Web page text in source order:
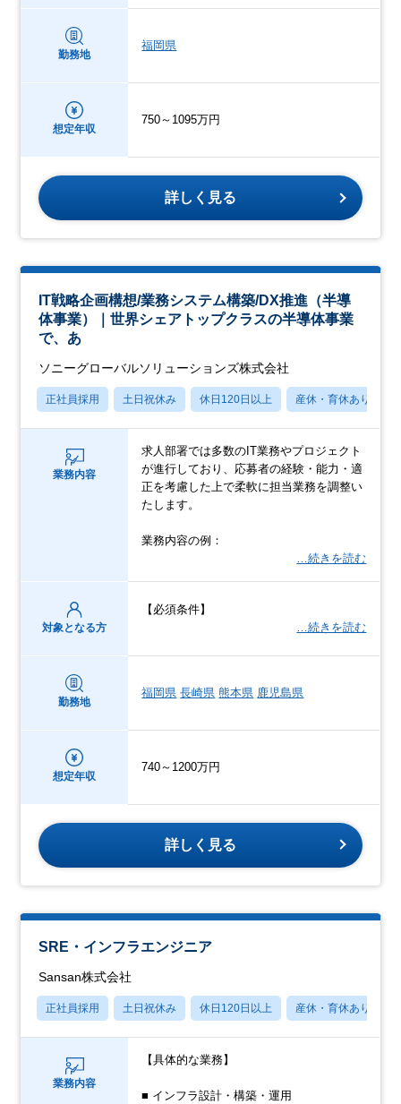
勤務地
福岡県
想定年収
750～1095万円
詳しく見る
IT戦略企画構想/業務システム構築/DX推進（半導
体事業）｜世界シェアトップクラスの半導体事業
で、あ
ソニーグローバルソリューションズ株式会社
正社員採用 土日祝休み 休日120日以上 産休・育休あり
業務内容
求人部署では多数のIT業務やプロジェクト
が進行しており、応募者の経験・能力・適
正を考慮した上で柔軟に担当業務を調整い
たします。
業務内容の例：
…続きを読む
対象となる方
【必須条件】
…続きを読む
勤務地
福岡県 長崎県 熊本県 鹿児島県
想定年収
740～1200万円
詳しく見る
SRE・インフラエンジニア
Sansan株式会社
正社員採用 土日祝休み 休日120日以上 産休・育休あり
業務内容
【具体的な業務】
■ インフラ設計・構築・運用